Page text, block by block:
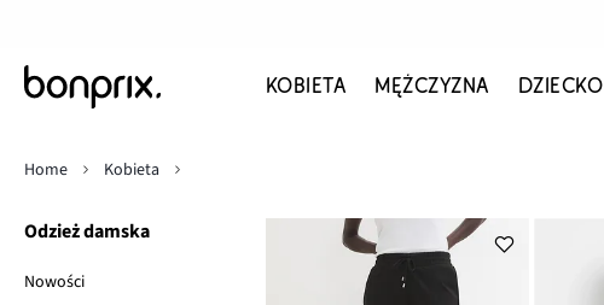
KOBIETA MĘŻCZYZNA DZIECKO
Odzież damska
Nowości
Home Kobieta